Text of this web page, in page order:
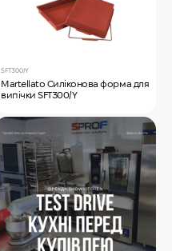
SFT300/Y
Martellato Силіконова форма для
випічки SFT300/Y